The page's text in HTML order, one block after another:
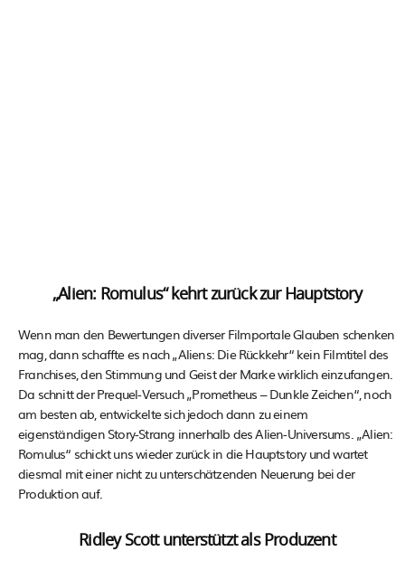
„Alien: Romulus“ kehrt zurück zur Hauptstory
Wenn man den Bewertungen diverser Filmportale Glauben schenken
mag, dann schaffte es nach „Aliens: Die Rückkehr“ kein Filmtitel des
Franchises, den Stimmung und Geist der Marke wirklich einzufangen.
Da schnitt der Prequel-Versuch „Prometheus – Dunkle Zeichen“, noch
am besten ab, entwickelte sich jedoch dann zu einem
eigenständigen Story-Strang innerhalb des Alien-Universums. „Alien:
Romulus“ schickt uns wieder zurück in die Hauptstory und wartet
diesmal mit einer nicht zu unterschätzenden Neuerung bei der
Produktion auf.
Ridley Scott unterstützt als Produzent